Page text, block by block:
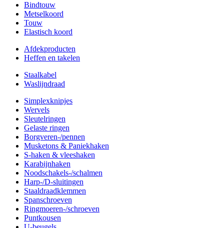
Bindtouw
Metselkoord
Touw
Elastisch koord
Afdekproducten
Heffen en takelen
Staalkabel
Waslijndraad
Simplexknipjes
Wervels
Sleutelringen
Gelaste ringen
Borgveren-/pennen
Musketons & Paniekhaken
S-haken & vleeshaken
Karabijnhaken
Noodschakels-/schalmen
Harp-/D-sluitingen
Staaldraadklemmen
Spanschroeven
Ringmoeren-/schroeven
Puntkousen